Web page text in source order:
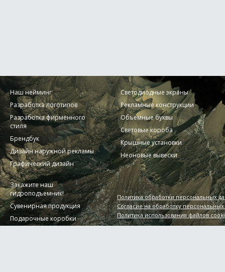
Наш нейминг
Разработка логотипов
Разработка фирменного
стиля
Брендбук
Дизайн наружной рекламы
Графический дизайн
Светодиодные экраны
Рекламные конструкции
Объемные буквы
Световые короба
Крышные установки
Неоновые вывески
Закажите наш
гидроподъемник!
Сувенирная продукция
Подарочные коробки
Политика обработки персональных
Согласие на обработку
Политика использования файлов